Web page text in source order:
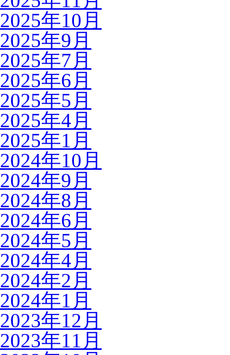
2025年10月
2025年9月
2025年7月
2025年6月
2025年5月
2025年4月
2025年1月
2024年10月
2024年9月
2024年8月
2024年6月
2024年5月
2024年4月
2024年2月
2024年1月
2023年12月
2023年11月